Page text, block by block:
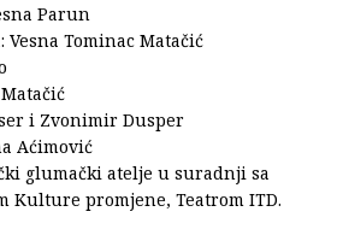
Parun
Tominac Matačić
i Zvonimir Dusper
Aćimović
glumački atelje u suradnji sa
Kulture promjene, Teatrom ITD.